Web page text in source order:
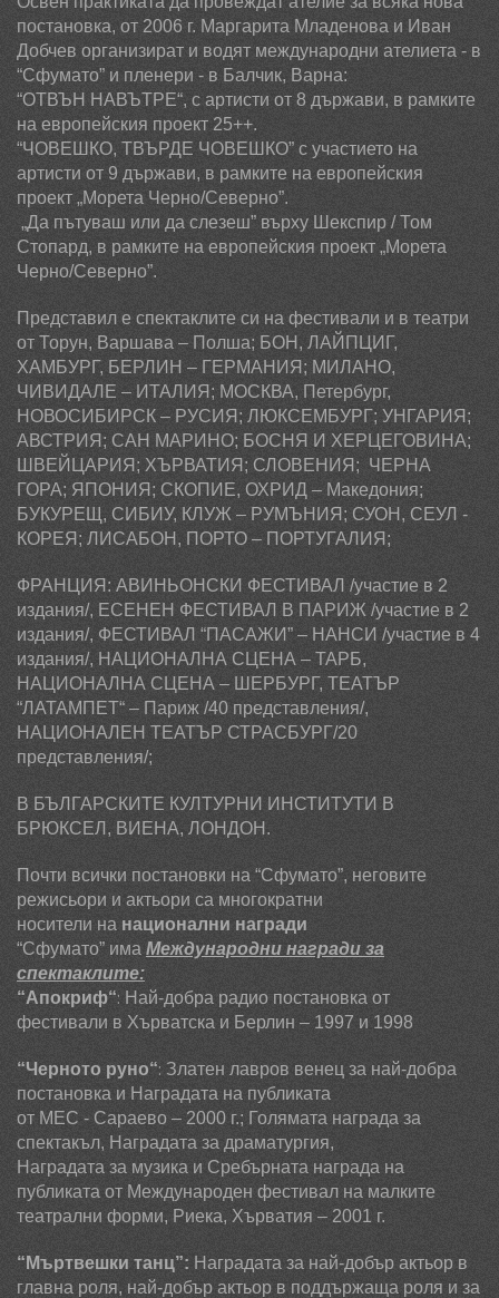
постановка, от 2006 г. Маргарита Младенова и Иван
Добчев организират и водят международни ателиета - в
“Сфумато” и пленери - в Балчик, Варна:
“ОТВЪН НАВЪТРЕ“, с артисти от 8 държави, в рамките
на европейския проект 25++.
“ЧОВЕШКО, ТВЪРДЕ ЧОВЕШКО” с участието на
артисти от 9 държави, в рамките на европейския
проект „Морета Черно/Северно”.
„Да пътуваш или да слезеш” върху Шекспир / Том
Стопард, в рамките на европейския проект „Морета
Черно/Северно”.
Представил е спектаклите си на фестивали и в театри
от Торун, Варшава – Полша; БОН, ЛАЙПЦИГ,
ХАМБУРГ, БЕРЛИН – ГЕРМАНИЯ; МИЛАНО,
ЧИВИДАЛЕ – ИТАЛИЯ; МОСКВА, Петербург,
НОВОСИБИРСК – РУСИЯ; ЛЮКСЕМБУРГ; УНГАРИЯ;
АВСТРИЯ; САН МАРИНО; БОСНЯ И ХЕРЦЕГОВИНА;
ШВЕЙЦАРИЯ; ХЪРВАТИЯ; СЛОВЕНИЯ; ЧЕРНА
ГОРА; ЯПОНИЯ; СКОПИЕ, ОХРИД – Македония;
БУКУРЕЩ, СИБИУ, КЛУЖ – РУМЪНИЯ ; СУОН, СЕУЛ -
КОРЕЯ; ЛИСАБОН, ПОРТО – ПОРТУГАЛИЯ;
ФРАНЦИЯ: АВИНЬОНСКИ ФЕСТИВАЛ /участие в 2
издания/, ЕСЕНЕН ФЕСТИВАЛ В ПАРИЖ /участие в 2
издания/, ФЕСТИВАЛ “ПАСАЖИ” – НАНСИ /участие в 4
издания/, НАЦИОНАЛНА СЦЕНА – ТАРБ,
НАЦИОНАЛНА СЦЕНА – ШЕРБУРГ, ТЕАТЪР
“ЛАТАМПЕТ“ – Париж /40 представления/,
НАЦИОНАЛЕН ТЕАТЪР СТРАСБУРГ/20
представления/;
В БЪЛГАРСКИТЕ КУЛТУРНИ ИНСТИТУТИ В
БРЮКСЕЛ, ВИЕНА, ЛОНДОН.
Почти всички постановки на “Сфумато”, неговите
режисьори и актьори са многократни
носители на национални награди
“Сфумато” има Международни награди за
спектаклите:
“Апокриф“: Най-добра радио постановка от
фестивали в Хърватска и Берлин – 1997 и 1998
“Черното руно“: Златен лавров венец за най-добра
постановка и Наградата на публиката
от МЕС - Сараево – 2000 г.; Голямата награда за
спектакъл, Наградата за драматургия,
Наградата за музика и Сребърната награда на
публиката от Международен фестивал на малките
театрални форми, Риека, Хърватия – 2001 г.
“Мъртвешки танц”: Наградата за най-добър актьор в
главна роля, най-добър актьор в поддържаща роля и за